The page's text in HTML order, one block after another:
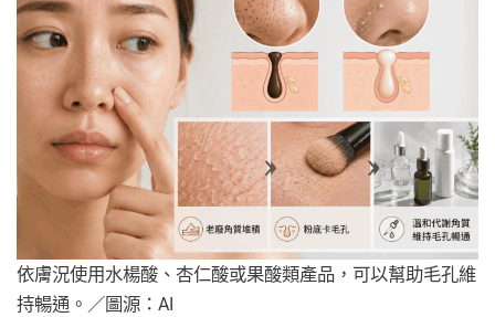
依膚況使用水楊酸、杏仁酸或果酸類產品，可以幫助毛孔維
持暢通。／圖源：AI